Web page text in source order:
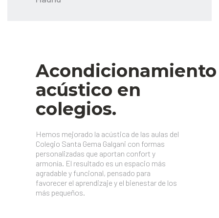
Acondicionamiento
acústico en
colegios.
Hemos mejorado la acústica de las aulas del
Colegio Santa Gema Galgani con formas
personalizadas que aportan confort y
armonía. El resultado es un espacio más
agradable y funcional, pensado para
favorecer el aprendizaje y el bienestar de los
más pequeños.